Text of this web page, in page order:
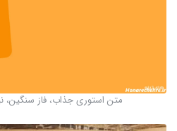
متن استوری جذاب، فاز سنگین، نیش